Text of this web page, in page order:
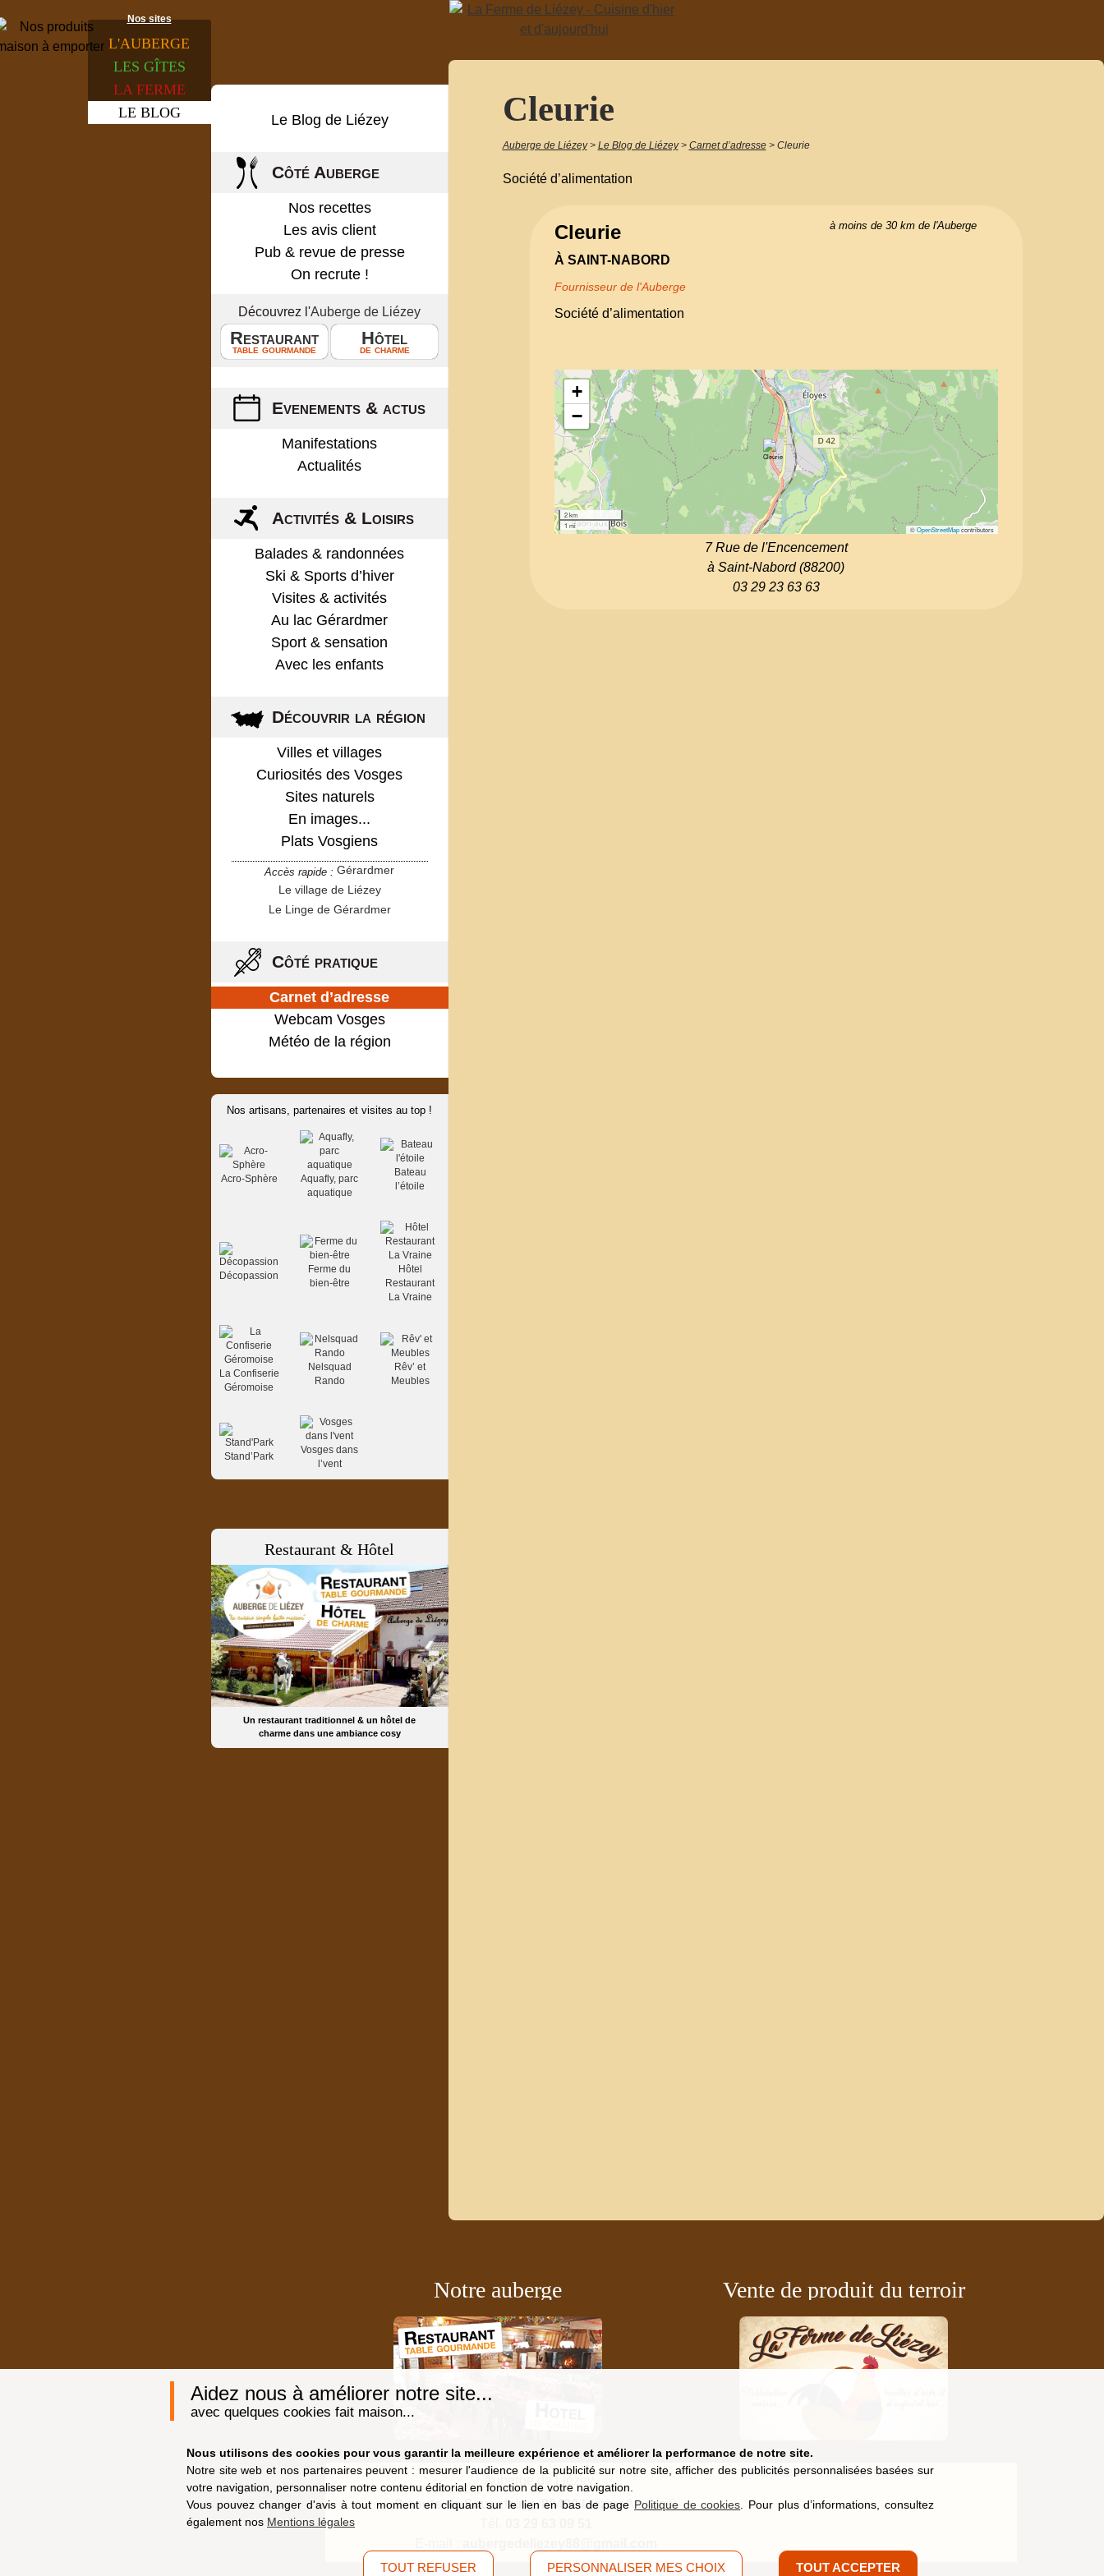
Aidez nous à améliorer notre site...
avec quelques cookies fait maison...
Nous utilisons des cookies pour vous garantir la meilleure expérience et améliorer la performance de notre site.
Notre site web et nos partenaires peuvent : mesurer l'audience de la publicité sur notre site, afficher des publicités personnalisées basées sur
votre navigation, personnaliser notre contenu éditorial en fonction de votre navigation.
Vous pouvez changer d'avis à tout moment en cliquant sur le lien en bas de page Politique de cookies . Pour plus d’informations, consultez
également nos Mentions légales
TOUT REFUSER PERSONNALISER MES CHOIX TOUT ACCEPTER
Nos sites
L'AUBERGE
LES GÎTES
LA FERME
LE BLOG Le Blog de Liézey
Côté Auberge
Nos recettes
Les avis client
Pub & revue de presse
On recrute !
Découvrez l'Auberge de Liézey
Restaurant
table gourmande
Hôtel
de charme
Evenements & actus
Manifestations
Actualités
Activités & Loisirs
Balades & randonnées
Ski & Sports d’hiver
Visites & activités
Au lac Gérardmer
Sport & sensation
Avec les enfants
Découvrir la région
Villes et villages
Curiosités des Vosges
Sites naturels
En images...
Plats Vosgiens
Accès rapide : Gérardmer
Le village de Liézey
Le Linge de Gérardmer
Côté pratique
Carnet d’adresse
Webcam Vosges
Météo de la région
Nos artisans, partenaires et visites au top !
Acro-Sphère
Aquafly, parc
aquatique
Bateau
l’étoile
Décopassion
Ferme du
bien-être
Hôtel
Restaurant
La Vraine
La Confiserie
Géromoise
Nelsquad
Rando
Rêv’ et
Meubles
Stand’Park
Vosges dans
l’vent
Restaurant & Hôtel
Un restaurant traditionnel & un hôtel de
charme dans une ambiance cosy
Cleurie
Auberge de Liézey > Le Blog de Liézey > Carnet d’adresse > Cleurie
Société d’alimentation
Cleurie
À SAINT-NABORD
Fournisseur de l'Auberge
Société d’alimentation
à moins de 30 km de l'Auberge
+
−
2 km
1 mi
©OpenStreetMapcontributors
7 Rue de l'Encencement
à Saint-Nabord (88200)
03 29 23 63 63
Notre auberge Vente de produit du terroir
9, route de Saucefaing, 88400 Liézey(Vosges)